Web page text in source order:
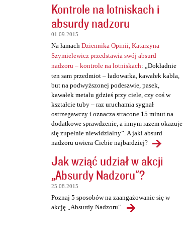
Kontrole na lotniskach i
absurdy nadzoru
01.09.2015
Na łamach Dziennika Opinii, Katarzyna
Szymielewicz przedstawia swój absurd
nadzoru – kontrole na lotniskach: „Dokładnie
ten sam przedmiot – ładowarka, kawałek kabla,
but na podwyższonej podeszwie, pasek,
kawałek metalu gdzieś przy ciele, czy coś w
kształcie tuby – raz uruchamia sygnał
ostrzegawczy i oznacza stracone 15 minut na
dodatkowe sprawdzenie, a innym razem okazuje
się zupełnie niewidzialny”. A jaki absurd
nadzoru uwiera Ciebie najbardziej?
Jak wziąć udział w akcji
„Absurdy Nadzoru"?
25.08.2015
Poznaj 5 sposobów na zaangażowanie się w
akcję „Absurdy Nadzoru".